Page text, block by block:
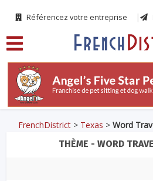
Référencez votre entreprise
FrenchDistrict > Texas >Word
THÈME - WORD